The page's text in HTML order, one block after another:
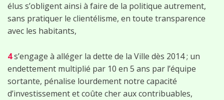
élus s’obligent ainsi à faire de la politique autrement,
sans pratiquer le clientélisme, en toute transparence
avec les habitants,
4s’engage à alléger la dette de la Ville dès 2014 ; un
endettement multiplié par 10 en 5 ans par l’équipe
sortante, pénalise lourdement notre capacité
d’investissement et coûte cher aux contribuables,